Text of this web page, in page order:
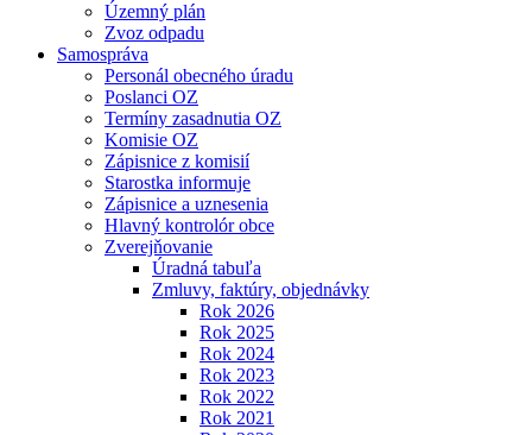
Územný plán
Zvoz odpadu
Samospráva
Personál obecného úradu
Poslanci OZ
Termíny zasadnutia OZ
Komisie OZ
Zápisnice z komisií
Starostka informuje
Zápisnice a uznesenia
Hlavný kontrolór obce
Zverejňovanie
Úradná tabuľa
Zmluvy, faktúry, objednávky
Rok 2026
Rok 2025
Rok 2024
Rok 2023
Rok 2022
Rok 2021